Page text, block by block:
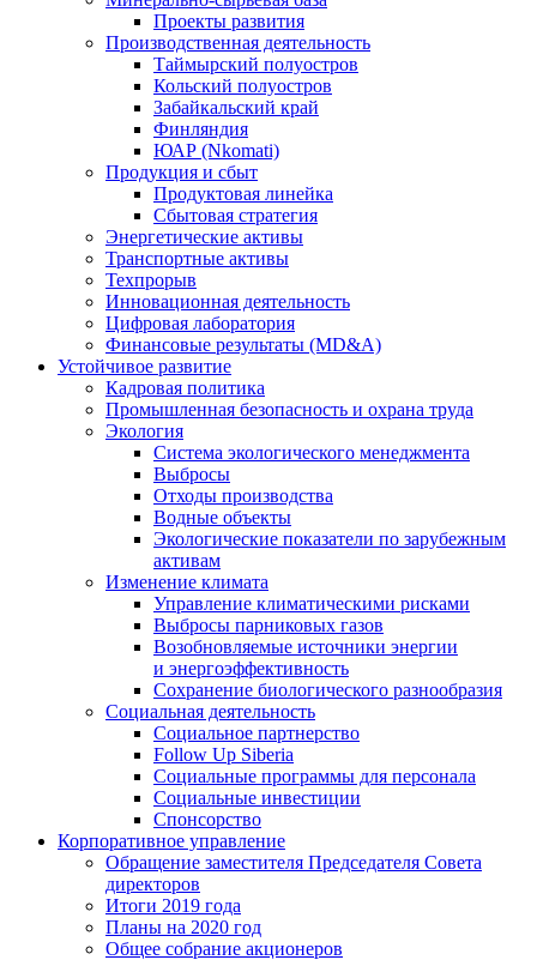
Проекты развития
Производственная деятельность
Таймырский полуостров
Кольский полуостров
Забайкальский край
Финляндия
ЮАР (Nkomati)
Продукция и сбыт
Продуктовая линейка
Сбытовая стратегия
Энергетические активы
Транспортные активы
Техпрорыв
Инновационная деятельность
Цифровая лаборатория
Финансовые результаты (MD&A)
Устойчивое развитие
Кадровая политика
Промышленная безопасность и охрана труда
Экология
Система экологического менеджмента
Выбросы
Отходы производства
Водные объекты
Экологические показатели по зарубежным
активам
Изменение климата
Управление климатическими рисками
Выбросы парниковых газов
Возобновляемые источники энергии
и энергоэффективность
Сохранение биологического разнообразия
Социальная деятельность
Социальное партнерство
Follow Up Siberia
Социальные программы для персонала
Социальные инвестиции
Спонсорство
Корпоративное управление
Обращение заместителя Председателя Совета
директоров
Итоги 2019 года
Планы на 2020 год
Общее собрание акционеров